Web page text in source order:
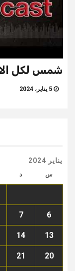
شمس لكل
يناير 2024
س د
6
7
13
14
20
21